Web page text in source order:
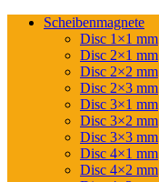
Scheibenmagnete
Disc 1×1 mm
Disc 2×1 mm
Disc 2×2 mm
Disc 2×3 mm
Disc 3×1 mm
Disc 3×2 mm
Disc 3×3 mm
Disc 4×1 mm
Disc 4×2 mm